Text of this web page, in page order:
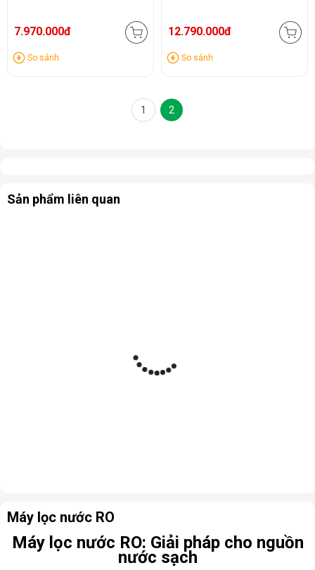
7.970.000đ
So sánh
12.790.000đ
So sánh
1 2
Sản phẩm liên quan
Máy lọc nước RO
Máy lọc nước RO: Giải pháp cho nguồn
nước sạch